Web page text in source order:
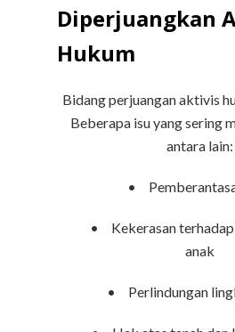
Diperjuangkan
Hukum
Bidang perjuangan aktivis
Beberapa isu yang sering
antara lain:
•
•
Kekerasan
anak
• Perlindungan